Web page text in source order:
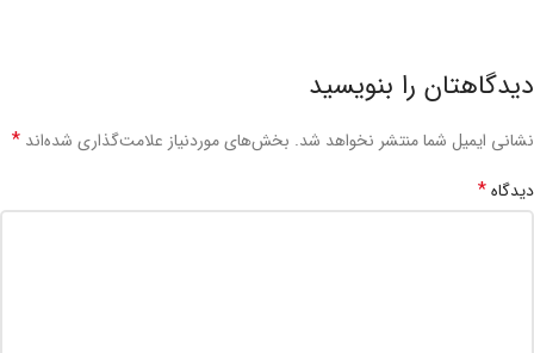
دیدگاهتان را بنویسید
نشانی ایمیل شما منتشر نخواهد شد. بخش‌های موردنیاز علامت‌گذاری شده‌اند *
دیدگاه*